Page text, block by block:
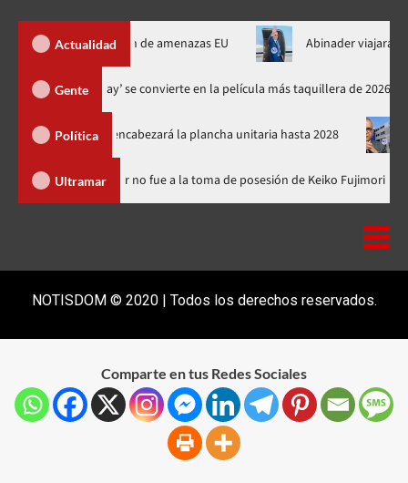
Actualidad
al fin de amenazas EU Abinader viajará a Colombia
Gente
‘Spider-Man: Brand New Day’ se convierte en la película más
Política
PRM y encabezará la plancha unitaria hasta 2028 Carlos
Ultramar Luis Abinader no fue a la toma de posesión de Keiko
NOTISDOM © 2020 | Todos los derechos reservados.
Comparte en tus Redes Sociales